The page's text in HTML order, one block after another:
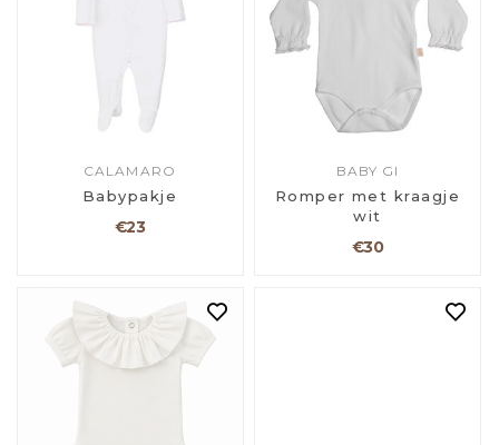
CALAMARO
Babypakje
€23
BABY GI
Romper met kraagje
wit
€30